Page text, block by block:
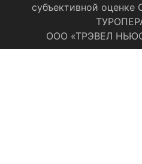
субъективной
ООО «ТРЭВЕЛ